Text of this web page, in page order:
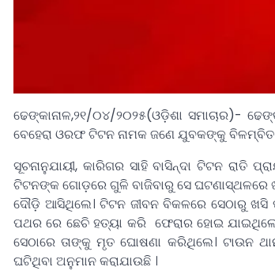
ଢେଙ୍କାନାଳ,୨୧/୦୪/୨୦୨୫(ଓଡ଼ିଶା ସମାଚାର)-
ବେହେରା ଓରଫ ଟିଟନ ନାମକ ଜଣେ ଯୁବକଙ୍କୁ ବିଳମ୍ବିତ
ସୂଚନାନୁଯାୟୀ, କାରିଗର ସାହି ବାସିନ୍ଦା ଟିଟନ
ଟିଟନଙ୍କ ଗୋଡ଼ରେ ଗୁଳି ବାଜିବାରୁ ସେ ଘଟଣାସ୍ଥଳରେ
ଦୌଡ଼ି ଆସିଥିଲେ। ଟିଟନ ଜୀବନ ବିକଳରେ ସେଠାରୁ ଖସି
ପଥର ରେ ଛେଚି ହତ୍ୟା କରି ଫେରାର ହୋଇ
ସେଠାରେ ତାଙ୍କୁ ମୃତ ଘୋଷଣା କରିଥିଲେ। ଟାଉନ
ଘଟିଥିବା ଅନୁମାନ କରାଯାଉଛି ।